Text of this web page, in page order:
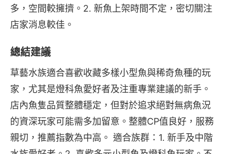
多，空間較擁擠。2. 新魚上架時間不定，密切關注
店家消息較佳。
總結建議
草藝水族適合喜歡收藏多樣小型魚與稀奇魚種的玩
家，尤其是燈科魚愛好者及注重專業建議的新手。
店內魚隻品質整體穩定，但對於追求絕對無病魚況
的資深玩家可能需多加留意。整體CP值良好，服務
親切，推薦指數為中高。 適合族群：1. 新手及中階